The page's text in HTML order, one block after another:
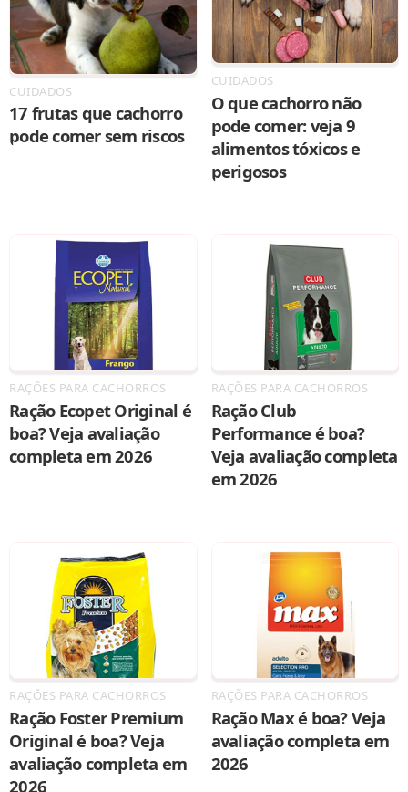
CUIDADOS
17 frutas que cachorro
pode comer sem riscos
CUIDADOS
O que cachorro não
pode comer: veja 9
alimentos tóxicos e
perigosos
RAÇÕES PARA CACHORROS
Ração Ecopet Original é
boa? Veja avaliação
completa em 2026
RAÇÕES PARA CACHORROS
Ração Club
Performance é boa?
Veja avaliação completa
em 2026
RAÇÕES PARA CACHORROS
Ração Foster Premium
Original é boa? Veja
avaliação completa em
2026
RAÇÕES PARA CACHORROS
Ração Max é boa? Veja
avaliação completa em
2026